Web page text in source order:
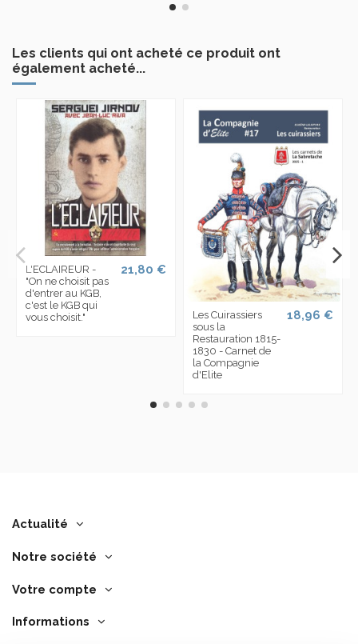
Les clients qui ont acheté ce produit ont
également acheté...
L'ECLAIREUR -
"On ne choisit pas
d'entrer au KGB,
c'est le KGB qui
vous choisit."
21,80 €
Les Cuirassiers
sous la
Restauration 1815-
1830 - Carnet de
la Compagnie
d'Elite
18,96 €
Actualité
Notre société
Votre compte
Informations